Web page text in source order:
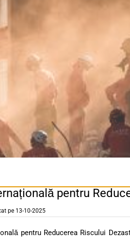
pentru
pe 13-10-2025
pentru Reducerea Riscului